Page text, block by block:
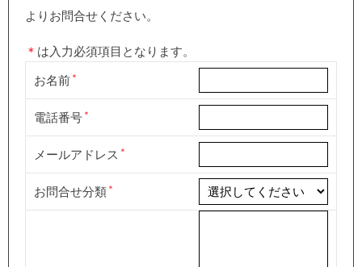
よりお問合せください。
＊ は入力必須項目となります。
お名前
電話番号
メールアドレス
お問合せ分類